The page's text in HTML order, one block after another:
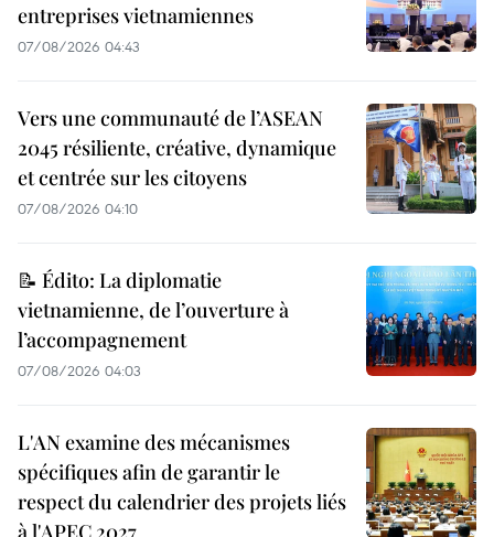
entreprises vietnamiennes
07/08/2026 04:43
Vers une communauté de l’ASEAN
2045 résiliente, créative, dynamique
et centrée sur les citoyens
07/08/2026 04:10
📝 Édito: La diplomatie
vietnamienne, de l’ouverture à
l’accompagnement
07/08/2026 04:03
L'AN examine des mécanismes
spécifiques afin de garantir le
respect du calendrier des projets liés
à l'APEC 2027